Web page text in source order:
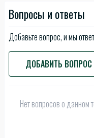
Вопросы и ответы
Добавьте вопрос, и мы
ДОБАВИТЬ ВОПРОС
Нет вопросов о данном